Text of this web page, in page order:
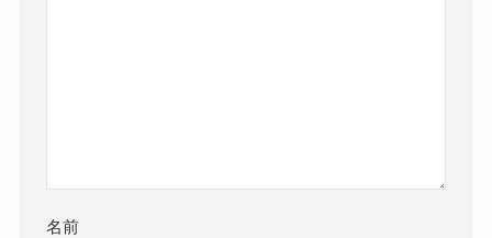
名前